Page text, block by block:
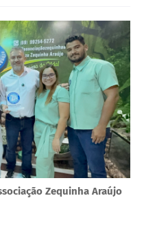
Zequinha Araújo